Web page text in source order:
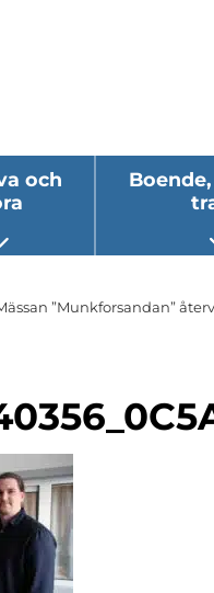
och
undermeny
”Munkforsandan”